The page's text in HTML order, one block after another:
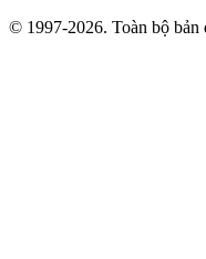
© 1997-2026. Toàn bộ bản